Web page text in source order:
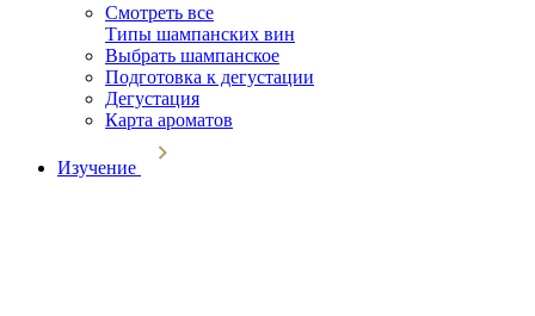
Смотреть все
Типы шампанских вин
Выбрать шампанское
Подготовка к дегустации
Дегустация
Карта ароматов
Изучение